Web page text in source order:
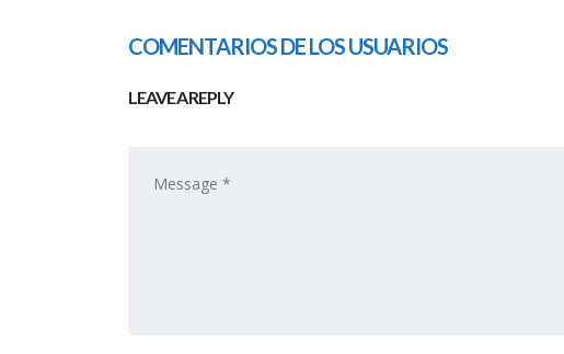
COMENTARIOS DE LOS USUARIOS
LEAVE A REPLY